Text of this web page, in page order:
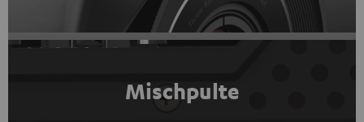
Mischpulte